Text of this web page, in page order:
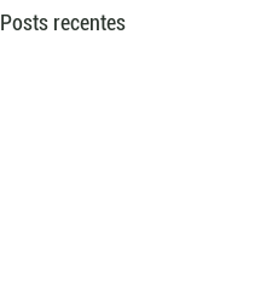
Posts recentes